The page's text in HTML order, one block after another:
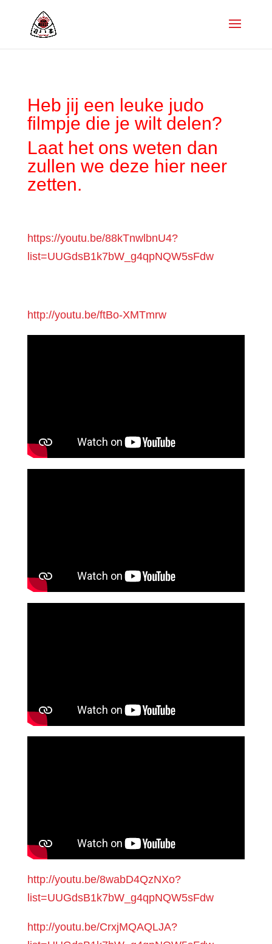
Heb jij een leuke judo
filmpje die je wilt delen?
Laat het ons weten dan
zullen we deze hier neer
zetten.
https://youtu.be/88kTnwlbnU4?
list=UUGdsB1k7bW_g4qpNQW5sFdw
http://youtu.be/ftBo-XMTmrw
http://youtu.be/8wabD4QzNXo?
list=UUGdsB1k7bW_g4qpNQW5sFdw
http://youtu.be/CrxjMQAQLJA?